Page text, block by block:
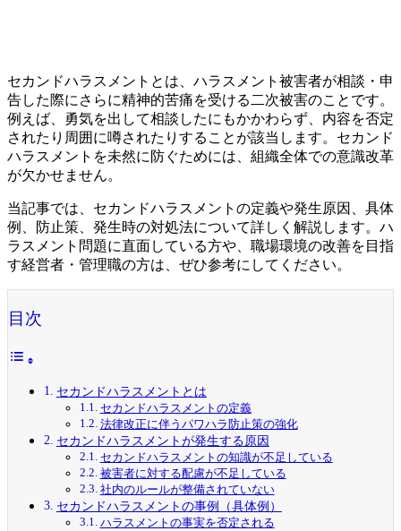
セカンドハラスメントとは、ハラスメント被害者が相談・申
告した際にさらに精神的苦痛を受ける二次被害のことです。
例えば、勇気を出して相談したにもかかわらず、内容を否定
されたり周囲に噂されたりすることが該当します。セカンド
ハラスメントを未然に防ぐためには、組織全体での意識改革
が欠かせません。
当記事では、セカンドハラスメントの定義や発生原因、具体
例、防止策、発生時の対処法について詳しく解説します。ハ
ラスメント問題に直面している方や、職場環境の改善を目指
す経営者・管理職の方は、ぜひ参考にしてください。
目次
セカンドハラスメントとは
セカンドハラスメントの定義
法律改正に伴うパワハラ防止策の強化
セカンドハラスメントが発生する原因
セカンドハラスメントの知識が不足している
被害者に対する配慮が不足している
社内のルールが整備されていない
セカンドハラスメントの事例（具体例）
ハラスメントの事実を否定される